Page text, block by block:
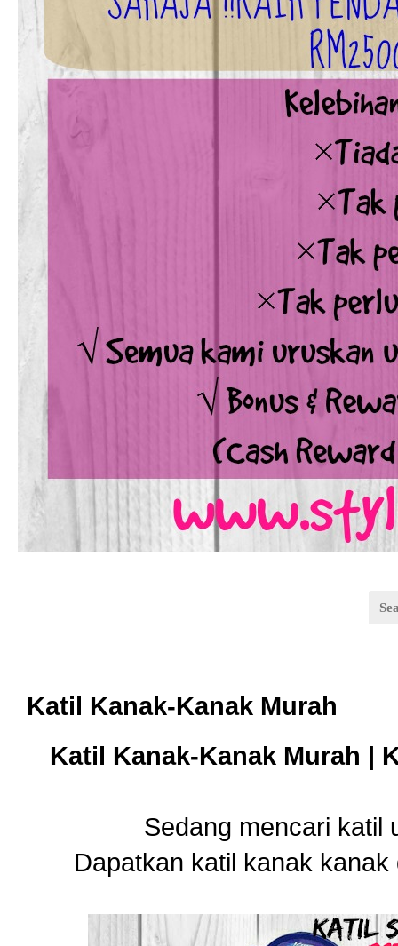
Katil Kanak-Kanak Murah
Katil Kanak-Kanak Murah |
Sedang mencari katil
Dapatkan katil kanak